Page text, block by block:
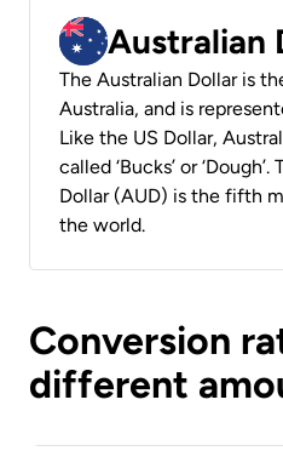
Australian
The Australian Dollar is
Australia, and is
Like the US Dollar,
called ‘Bucks’ or
Dollar (AUD) is the fifth
the world.
Conversion
different